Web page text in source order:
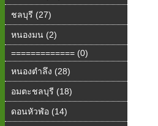
ชลบุรี (27)
หนองมน (2)
============= (0)
หนองตำลึง (28)
อมตะชลบุรี (18)
ดอนหัวฬ่อ (14)